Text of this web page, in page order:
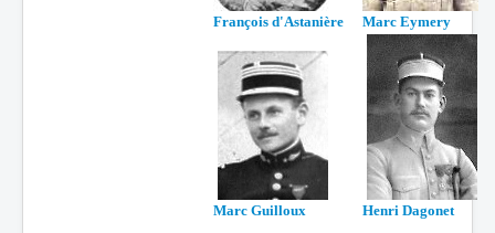
François d'Astanière Marc Eymery
Marc Guilloux Henri Dagonet